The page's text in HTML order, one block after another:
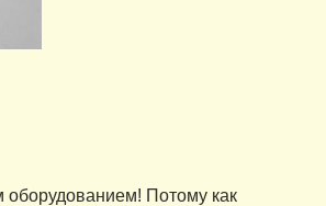
оборудованием! Потому как